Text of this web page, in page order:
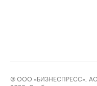
© ООО «БИЗНЕСПРЕСС»,